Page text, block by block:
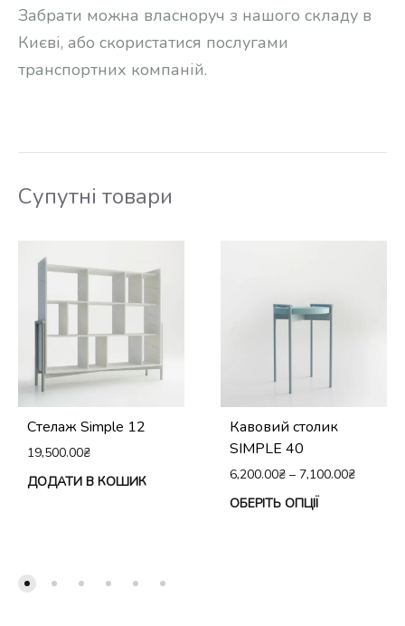
Забрати можна власноруч з нашого складу в
Києві, або скористатися послугами
транспортних компаній.
Супутні товари
Стелаж Simple 12
19,500.00₴
ДОДАТИ В КОШИК
Кавовий столик
SIMPLE 40
6,200.00₴ – 7,100.00₴
ОБЕРІТЬ ОПЦІЇ